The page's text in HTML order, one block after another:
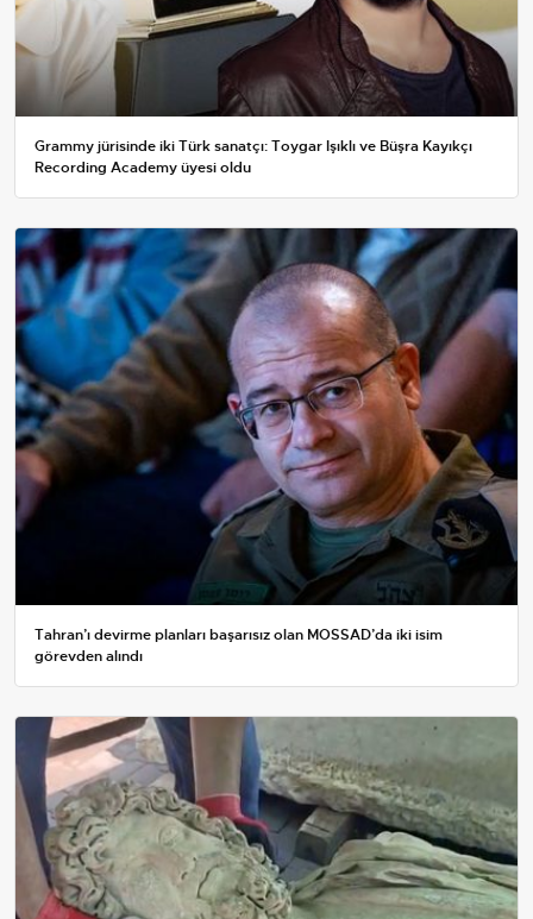
Grammy jürisinde iki Türk sanatçı: Toygar Işıklı ve Büşra Kayıkçı
Recording Academy üyesi oldu
Tahran’ı devirme planları başarısız olan MOSSAD’da iki isim
görevden alındı